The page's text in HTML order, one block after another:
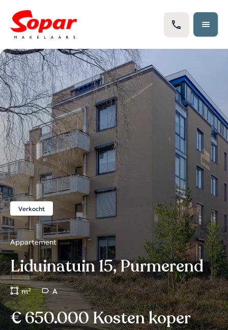
Verkocht
Appartement
Liduinatuin 15, Purmerend
m² A
€ 650.000 Kosten koper